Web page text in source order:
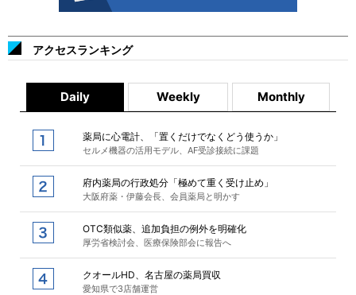
アクセスランキング
Daily Weekly Monthly
薬局に心電計、「置くだけでなくどう使うか」
セルメ機器の活用モデル、AF受診接続に課題
府内薬局の行政処分「極めて重く受け止め」
大阪府薬・伊藤会長、会員薬局と明かす
OTC類似薬、追加負担の例外を明確化
厚労省検討会、医療保険部会に報告へ
クオールHD、名古屋の薬局買収
愛知県で3店舗運営